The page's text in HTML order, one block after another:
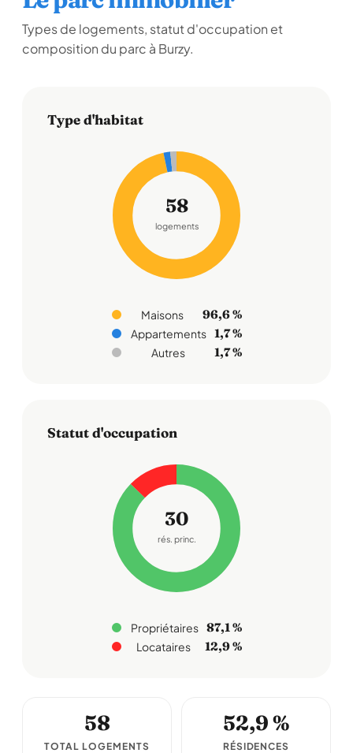
Types de logements, statut d'occupation et
composition du parc à Burzy.
Type d'habitat
58
logements
Maisons 96,6 %
Appartements 1,7 %
Autres 1,7 %
Statut d'occupation
30
rés. princ.
Propriétaires 87,1 %
Locataires 12,9 %
58
TOTAL LOGEMENTS
52,9 %
RÉSIDENCES